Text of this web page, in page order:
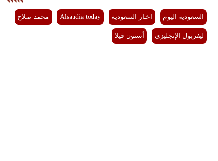
السعودية اليوم اخبار السعودية Alsaudia today محمد صلاح
ليفربول الإنجليزي أستون فيلا